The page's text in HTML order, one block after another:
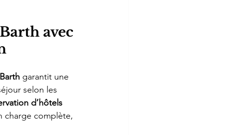
avec
garantit une
selon les
d’hôtels
charge complète,